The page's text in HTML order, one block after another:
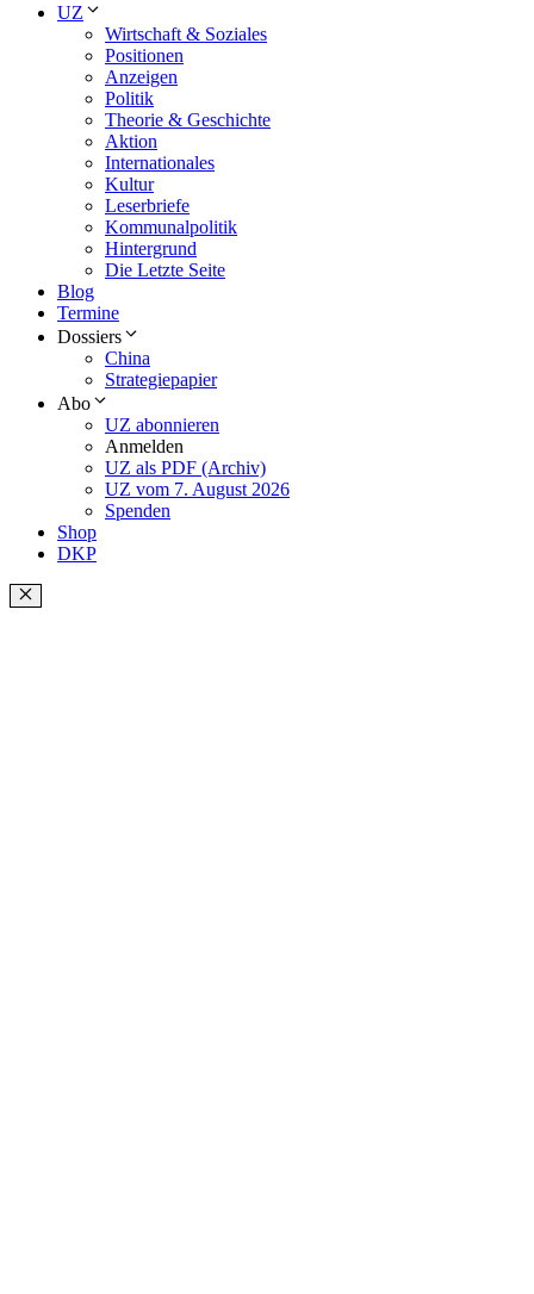
UZ
Wirtschaft & Soziales
Positionen
Anzeigen
Politik
Theorie & Geschichte
Aktion
Internationales
Kultur
Leserbriefe
Kommunalpolitik
Hintergrund
Die Letzte Seite
Blog
Termine
Dossiers
China
Strategiepapier
Abo
UZ abonnieren
Anmelden
UZ als PDF (Archiv)
UZ vom 7. August 2026
Spenden
Shop
DKP
Schließen